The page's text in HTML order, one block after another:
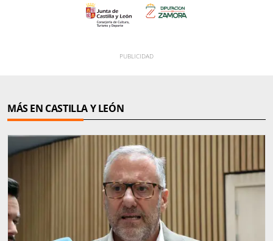
MÁS EN CASTILLA Y LEÓN